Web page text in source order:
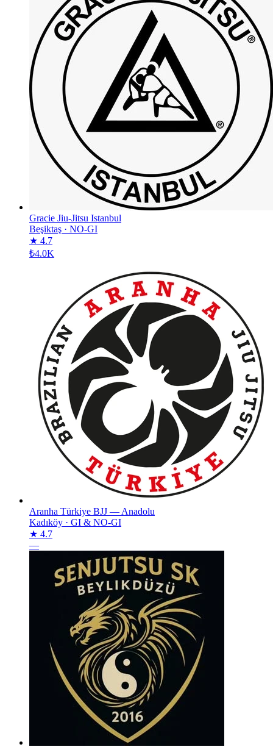
Gracie Jiu-Jitsu Istanbul
Beşiktaş · NO-GI
★ 4.7
₺4.0K
Aranha Türkiye BJJ — Anadolu
Kadıköy · GI & NO-GI
★ 4.7
—